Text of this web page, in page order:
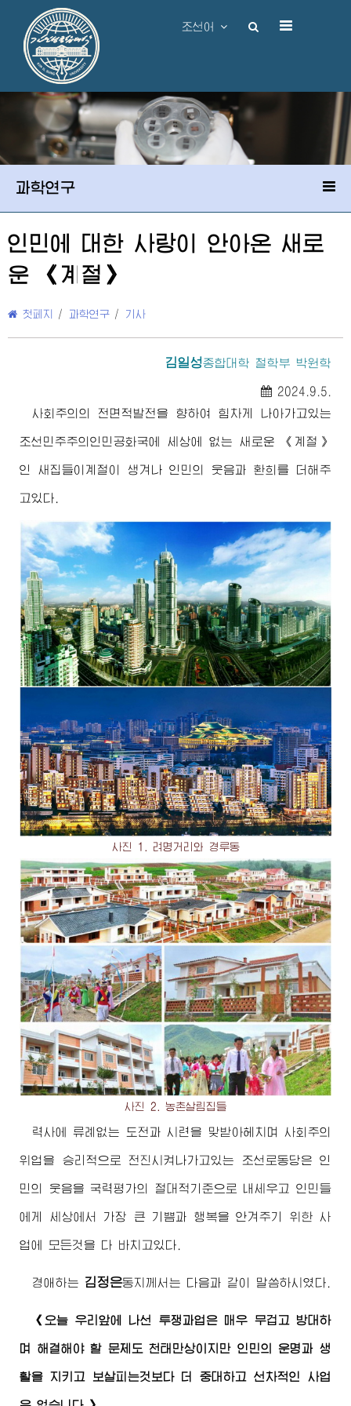
조선어
과학연구
인민에 대한 사랑이 안아온 새로
운 《계절》
첫페지 / 과학연구 / 기사
김일성종합대학 철학부 박원학
2024.9.5.
사회주의의 전면적발전을 향하여 힘차게 나아가고있는
조선민주주의인민공화국에 세상에 없는 새로운 《계절》
인 새집들이계절이 생겨나 인민의 웃음과 환희를 더해주
고있다.
사진 1. 려명거리와 경루동
사진 2. 농촌살림집들
력사에 류례없는 도전과 시련을 맞받아헤치며 사회주의
위업을 승리적으로 전진시켜나가고있는 조선로동당은 인
민의 웃음을 국력평가의 절대적기준으로 내세우고 인민들
에게 세상에서 가장 큰 기쁨과 행복을 안겨주기 위한 사
업에 모든것을 다 바치고있다.
경애하는 김정은동지께서 는 다음과 같이 말씀하시였다.
《오늘 우리앞에 나선 투쟁과업은 매우 무겁고 방대하
며 해결해야 할 문제도 천태만상이지만 인민의 운명과 생
활을 지키고 보살피는것보다 더 중대하고 선차적인 사업